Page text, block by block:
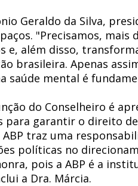
Geraldo da Silva,
"Precisamos,
e, além disso,
brasileira. Apenas
saúde mental é
do Conselheiro é
para garantir o direito
traz uma
políticas no
pois a ABP é a
a Dra. Márcia.